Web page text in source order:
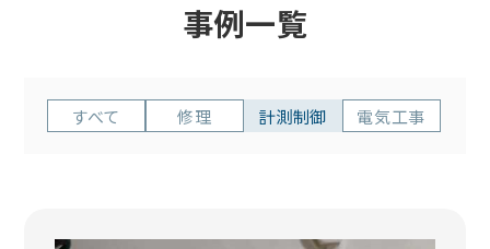
事例一覧
すべて 修理 計測制御 電気工事